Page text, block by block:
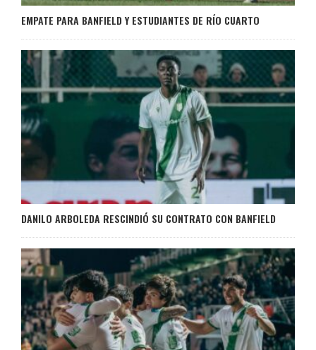
EMPATE PARA BANFIELD Y ESTUDIANTES DE RÍO CUARTO
DANILO ARBOLEDA RESCINDIÓ SU CONTRATO CON BANFIELD